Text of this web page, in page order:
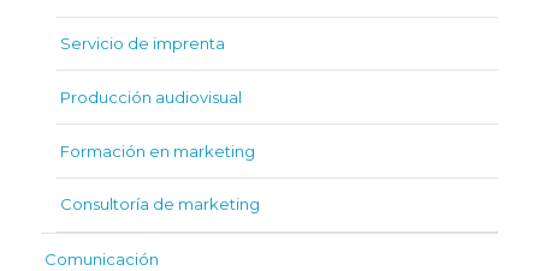
Servicio de imprenta
Producción audiovisual
Formación en marketing
Consultoría de marketing
Comunicación